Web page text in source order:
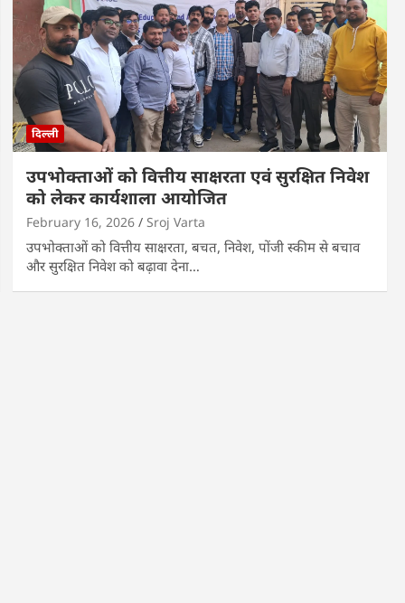
दिल्ली
उपभोक्ताओं को वित्तीय साक्षरता एवं सुरक्षित निवेश
को लेकर कार्यशाला आयोजित
February 16, 2026 Sroj Varta
उपभोक्ताओं को वित्तीय साक्षरता, बचत, निवेश, पोंजी स्कीम से बचाव
और सुरक्षित निवेश को बढ़ावा देना…